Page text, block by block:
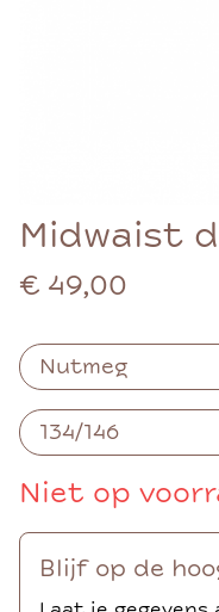
Midwaist
€ 49,00
Niet op
Blijf op de